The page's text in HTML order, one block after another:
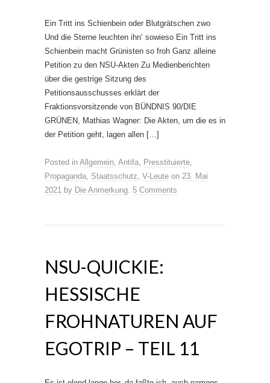
Ein Tritt ins Schienbein oder Blutgrätschen zwo
Und die Sterne leuchten ihn‘ sowieso Ein Tritt ins
Schienbein macht Grünisten so froh Ganz alleine
Petition zu den NSU-Akten Zu Medienberichten
über die gestrige Sitzung des
Petitionsausschusses erklärt der
Fraktionsvorsitzende von BÜNDNIS 90/DIE
GRÜNEN, Mathias Wagner: Die Akten, um die es in
der Petition geht, lagen allen […]
Posted in Allgemein, Antifa, Presstituierte,
Propaganda, Staatsschutz, V-Leute on 23. Mai
2021 by Die Anmerkung. 5 Comments
NSU-QUICKIE:
HESSISCHE
FROHNATUREN AUF
EGOTRIP – TEIL 11